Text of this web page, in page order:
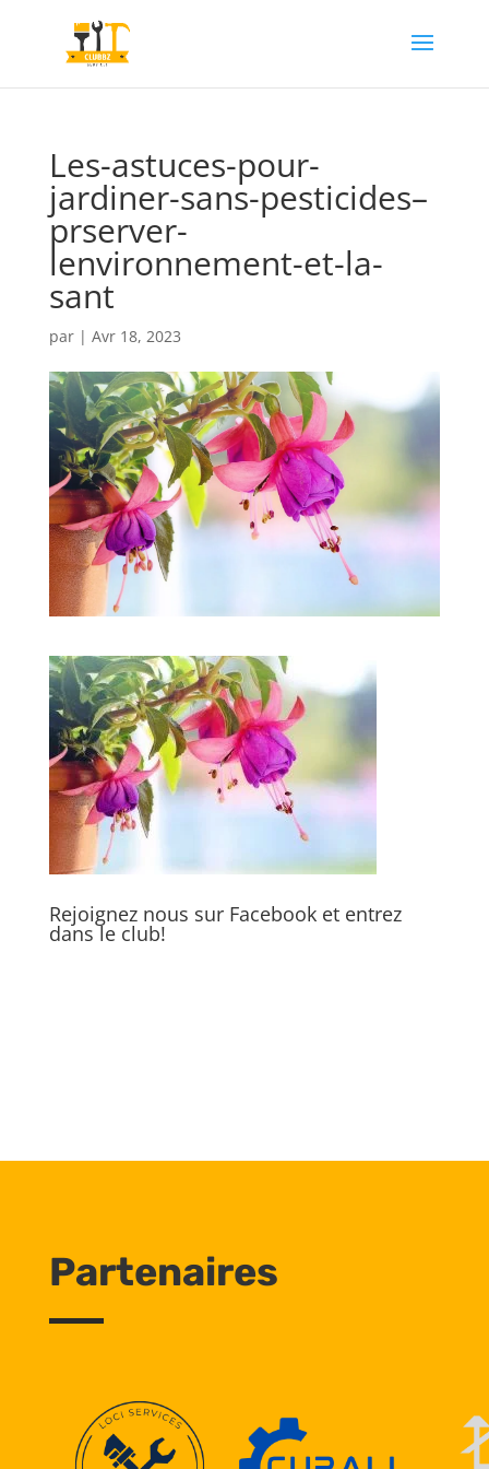
Les-astuces-pour-
jardiner-sans-pesticides–
prserver-
lenvironnement-et-la-
sant
par | Avr 18, 2023
Rejoignez nous sur Facebook et entrez
dans le club!
Partenaires